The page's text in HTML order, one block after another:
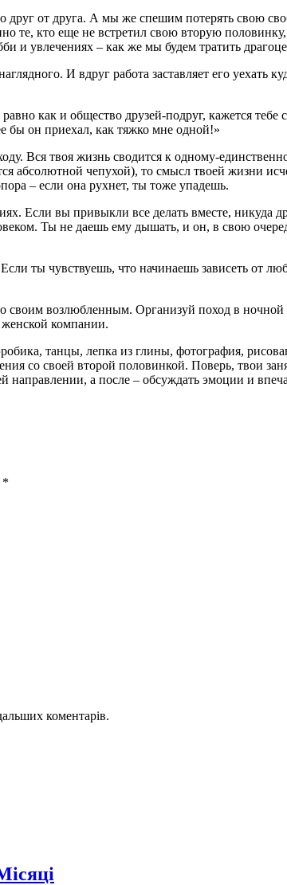
от друга. А мы же спешим потерять свою
те, кто еще не встретил свою вторую
и увлечениях – как же мы будем тратить
И вдруг работа заставляет его уехать
как и общество друзей-подруг, кажется
бы он приехал, как тяжко мне одной!»
Вся твоя жизнь сводится к одному-
абсолютной чепухой), то смысл твоей жизни
– если она рухнет, ты тоже упадешь.
Если вы привыкли все делать вместе, никуда
Ты не даешь ему дышать, и он, в свою
ты чувствуешь, что начинаешь зависеть от
своим возлюбленным. Организуй поход в
компании.
танцы, лепка из глины, фотография,
со своей второй половинкой. Поверь, твои
направлении, а после – обсуждать эмоции и
*
коментарів.